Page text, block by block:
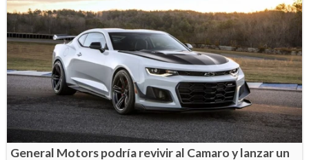
General Motors podría revivir al Camaro y lanzar un